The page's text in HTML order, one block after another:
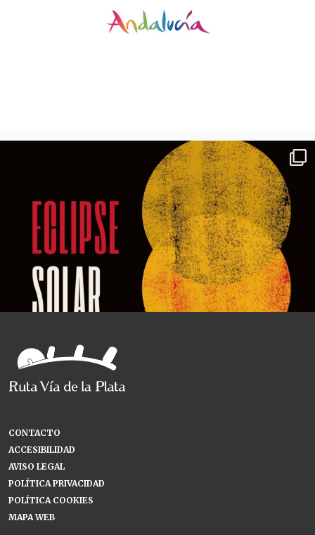
CONTACTO
ACCESIBILIDAD
AVISO LEGAL
POLÍTICA PRIVACIDAD
POLÍTICA COOKIES
MAPA WEB